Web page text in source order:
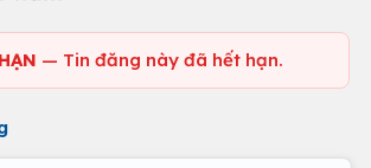
— Tin đăng này đã hết hạn.